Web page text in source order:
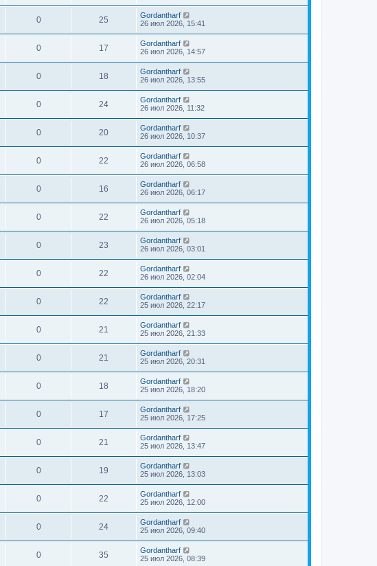
0 25
Gordantharf
26 июл 2026, 15:41
0 17
Gordantharf
26 июл 2026, 14:57
0 18
Gordantharf
26 июл 2026, 13:55
0 24
Gordantharf
26 июл 2026, 11:32
0 20
Gordantharf
26 июл 2026, 10:37
0 22
Gordantharf
26 июл 2026, 06:58
0 16
Gordantharf
26 июл 2026, 06:17
0 22
Gordantharf
26 июл 2026, 05:18
0 23
Gordantharf
26 июл 2026, 03:01
0 22
Gordantharf
26 июл 2026, 02:04
0 22
Gordantharf
25 июл 2026, 22:17
0 21
Gordantharf
25 июл 2026, 21:33
0 21
Gordantharf
25 июл 2026, 20:31
0 18
Gordantharf
25 июл 2026, 18:20
0 17
Gordantharf
25 июл 2026, 17:25
0 21
Gordantharf
25 июл 2026, 13:47
0 19
Gordantharf
25 июл 2026, 13:03
0 22
Gordantharf
25 июл 2026, 12:00
0 24
Gordantharf
25 июл 2026, 09:40
0 35
Gordantharf
25 июл 2026, 08:39